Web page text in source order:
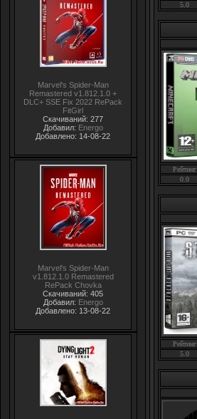
Marvel's Spider-Man
Remastered v1.812.1.0 +
DLC+ SSE Fix 2022 RePack
FitGirl
Скачиваний: 277
Добавил: Energo
Добавлено: 14-08-22
Marvel's Spider-Man
v1.812.1.0 Remastered
RePack Chovka
Скачиваний: 405
Добавил: Energo
Добавлено: 13-08-22
5.0
Рейтинг
0.0
Рейтинг
5.0